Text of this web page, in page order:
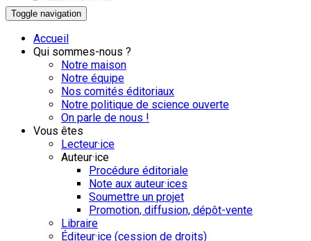
Toggle navigation
Accueil
Qui sommes-nous ?
Notre maison
Notre équipe
Nos comités éditoriaux
Notre politique de science ouverte
On parle de nous !
Vous êtes
Lecteur·ice
Auteur·ice
Procédure éditoriale
Note aux auteur·ices
Soumettre un projet
Promotion, diffusion, dépôt-vente
Libraire
Éditeur·ice (cession de droits)